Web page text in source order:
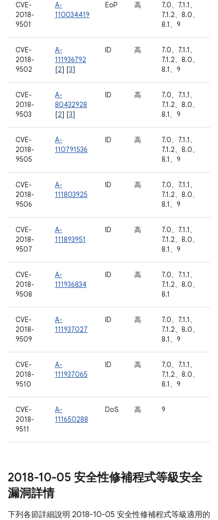
CVE-
2018-
9501
A-
110034419
EoP 高
7.0、7.1.1、
7.1.2、8.0、
8.1、9
CVE-
2018-
9502
A-
111936792
[2] [3]
ID 高
7.0、7.1.1、
7.1.2、8.0、
8.1、9
CVE-
2018-
9503
A-
80432928
[2] [3]
ID 高
7.0、7.1.1、
7.1.2、8.0、
8.1、9
CVE-
2018-
9505
A-
110791536
ID 高
7.0、7.1.1、
7.1.2、8.0、
8.1、9
CVE-
2018-
9506
A-
111803925
ID 高
7.0、7.1.1、
7.1.2、8.0、
8.1、9
CVE-
2018-
9507
A-
111893951
ID 高
7.0、7.1.1、
7.1.2、8.0、
8.1、9
CVE-
2018-
9508
A-
111936834
ID 高
7.0、7.1.1、
7.1.2、8.0、
8.1
CVE-
2018-
9509
A-
111937027
ID 高
7.0、7.1.1、
7.1.2、8.0、
8.1、9
CVE-
2018-
9510
A-
111937065
ID 高
7.0、7.1.1、
7.1.2、8.0、
8.1、9
CVE-
2018-
9511
A-
111650288
DoS 高 9
2018-10-05 安全性修補程式等級安全
漏洞詳情
下列各節詳細說明 2018-10-05 安全性修補程式等級適用的